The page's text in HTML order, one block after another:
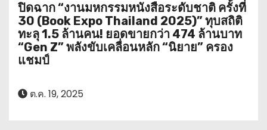
ปิดฉาก “งานมหกรรมหนังสือระดับชาติ ครั้งที่
30 (Book Expo Thailand 2025)” ทุบสถิติ
ทะลุ 1.5 ล้านคน! ยอดขายกว่า 474 ล้านบาท
“Gen Z” พลังขับเคลื่อนหลัก “นิยาย” ครอง
แชมป์
ต.ค. 19, 2025